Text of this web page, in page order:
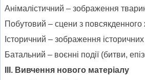
Анімалістичний – зображення
Побутовий – сцени з повсякденного
Історичний – зображення історичних
Батальний – воєнні події (битви,
ІІІ. Вивчення нового матеріалу